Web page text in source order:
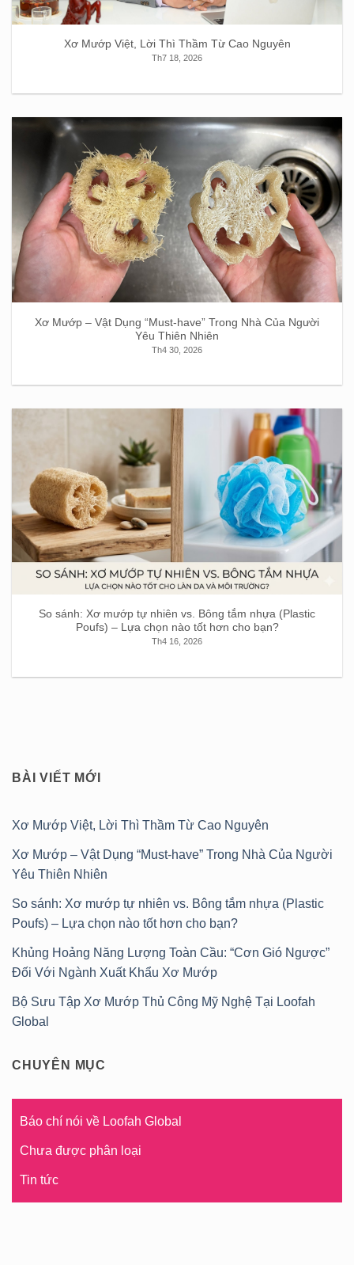
Xơ Mướp Việt, Lời Thì Thầm Từ Cao Nguyên
Th7 18, 2026
Xơ Mướp – Vật Dụng “Must-have” Trong Nhà Của Người
Yêu Thiên Nhiên
Th4 30, 2026
So sánh: Xơ mướp tự nhiên vs. Bông tắm nhựa (Plastic
Poufs) – Lựa chọn nào tốt hơn cho bạn?
Th4 16, 2026
BÀI VIẾT MỚI
Xơ Mướp Việt, Lời Thì Thầm Từ Cao Nguyên
Xơ Mướp – Vật Dụng “Must-have” Trong Nhà Của Người
Yêu Thiên Nhiên
So sánh: Xơ mướp tự nhiên vs. Bông tắm nhựa (Plastic
Poufs) – Lựa chọn nào tốt hơn cho bạn?
Khủng Hoảng Năng Lượng Toàn Cầu: “Cơn Gió Ngược”
Đối Với Ngành Xuất Khẩu Xơ Mướp
Bộ Sưu Tập Xơ Mướp Thủ Công Mỹ Nghệ Tại Loofah
Global
CHUYÊN MỤC
Báo chí nói về Loofah Global
Chưa được phân loại
Tin tức